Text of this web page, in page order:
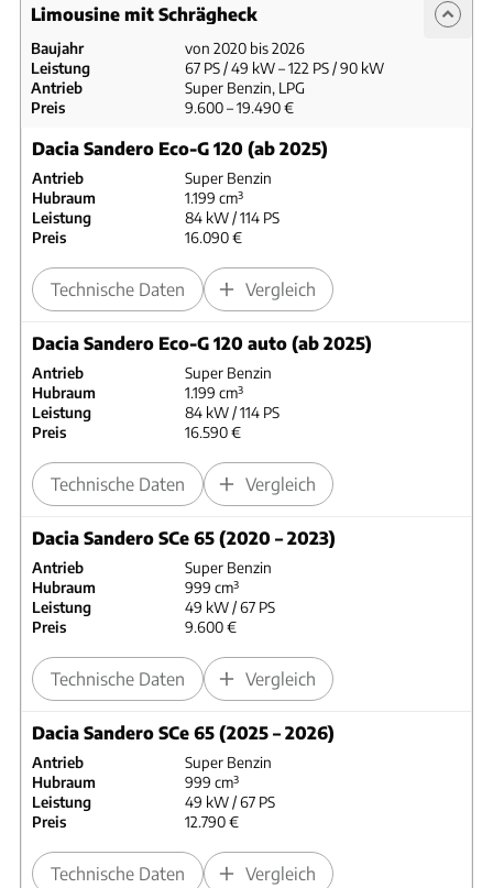
Limousine mit Schrägheck
Baujahr
von 2020 bis 2026
Leistung
67 PS / 49 kW – 122 PS / 90 kW
Antrieb
Super Benzin, LPG
Preis
9.600 – 19.490 €
Dacia Sandero Eco-G 120 (ab 2025)
Antrieb
Super Benzin
Hubraum
1.199 cm³
Leistung
84 kW / 114 PS
Preis
16.090 €
Technische Daten Vergleich
Dacia Sandero Eco-G 120 auto (ab 2025)
Antrieb
Super Benzin
Hubraum
1.199 cm³
Leistung
84 kW / 114 PS
Preis
16.590 €
Technische Daten Vergleich
Dacia Sandero SCe 65 (2020 – 2023)
Antrieb
Super Benzin
Hubraum
999 cm³
Leistung
49 kW / 67 PS
Preis
9.600 €
Technische Daten Vergleich
Dacia Sandero SCe 65 (2025 – 2026)
Antrieb
Super Benzin
Hubraum
999 cm³
Leistung
49 kW / 67 PS
Preis
12.790 €
Technische Daten Vergleich